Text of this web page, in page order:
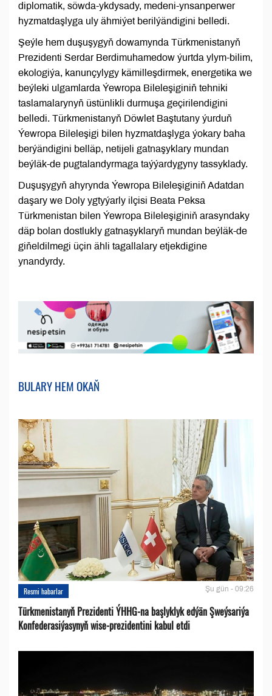
diplomatik, söwda-ykdysady, medeni-ynsanperwer
hyzmatdaşlyga uly ähmiýet berilýändigini belledi.
Şeýle hem duşuşygyň dowamynda Türkmenistanyň
Prezidenti Serdar Berdimuhamedow ýurtda ylym-bilim,
ekologiýa, kanunçylygy kämilleşdirmek, energetika we
beýleki ulgamlarda Ýewropa Bileleşiginiň tehniki
taslamalarynyň üstünlikli durmuşa geçirilendigini
belledi. Türkmenistanyň Döwlet Baştutany ýurduň
Ýewropa Bileleşigi bilen hyzmatdaşlyga ýokary baha
berýändigini belläp, netijeli gatnaşyklary mundan
beýläk-de pugtalandyrmaga taýýardygyny tassyklady.
Duşuşygyň ahyrynda Ýewropa Bileleşiginiň Adatdan
daşary we Doly ygtyýarly ilçisi Beata Peksa
Türkmenistan bilen Ýewropa Bileleşiginiň arasyndaky
däp bolan dostlukly gatnaşyklaryň mundan beýläk-de
giňeldilmegi üçin ähli tagallalary etjekdigine
ynandyrdy.
BULARY HEM OKAŇ
Resmi habarlar Şu gün - 09:26
Türkmenistanyň Prezidenti ÝHHG-na başlyklyk edýän Şweýsariýa
Konfederasiýasynyň wise-prezidentini kabul etdi